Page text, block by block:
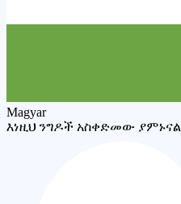
Magyar
እነዚህ ንግዶች አስቀድመው ያምኑናል